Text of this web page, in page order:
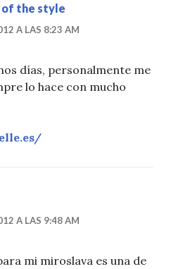
of the style
A LAS 8:23 AM
días, personalmente me
lo hace con mucho
A LAS 9:48 AM
mi miroslava es una de